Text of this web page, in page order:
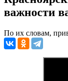
важности
По их словам,